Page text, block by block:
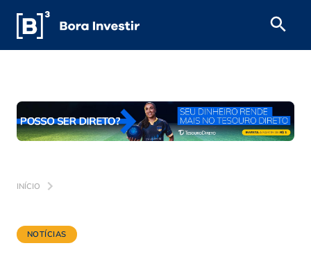
INÍCIO
NOTÍCIAS